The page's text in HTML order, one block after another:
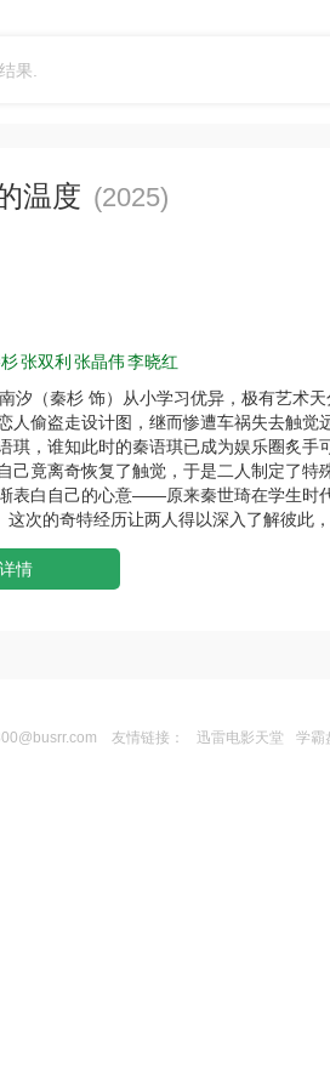
果.
温度 (2025)
张双利 张晶伟李晓红
汐（秦杉 饰）从小学习优异，极有艺术
人偷盗走设计图，继而惨遭车祸失去触觉
琪，谁知此时的秦语琪已成为娱乐圈炙手
己竟离奇恢复了触觉，于是二人制定了
表白自己的心意——原来秦世琦在学生时
这次的奇特经历让两人得以深入了解彼此
情
友情链接： 迅雷电影天堂 学霸